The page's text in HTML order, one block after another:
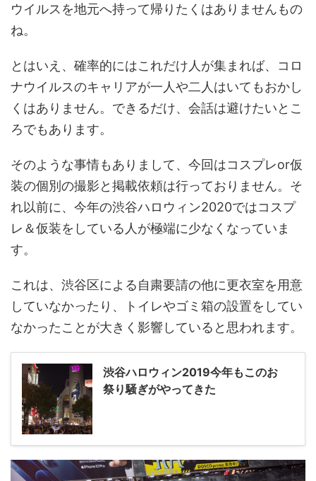
ウイルスを地元へ持って帰りたくはありませんもの
ね。
とはいえ、確率的にはこれだけ人が集まれば、コロ
ナウイルスのキャリアが一人や二人はいてもおかし
くはありません。できるだけ、会話は避けたいとこ
ろでもあります。
そのような事情もありまして、今回はコスプレor仮
装の個別の撮影と掲載依頼は行っておりません。そ
れ以前に、今年の渋谷ハロウィン2020ではコスプ
レ＆仮装をしている人が極端に少なくなっていま
す。
これは、渋谷区による自粛要請の他に更衣室を用意
していなかったり、トイレやゴミ箱の設置をしてい
なかったことが大きく影響していると思われます。
渋谷ハロウィン2019今年もこのお
祭り騒ぎがやってきた